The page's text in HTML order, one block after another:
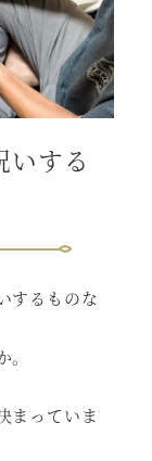
いする
するものな
まっていま